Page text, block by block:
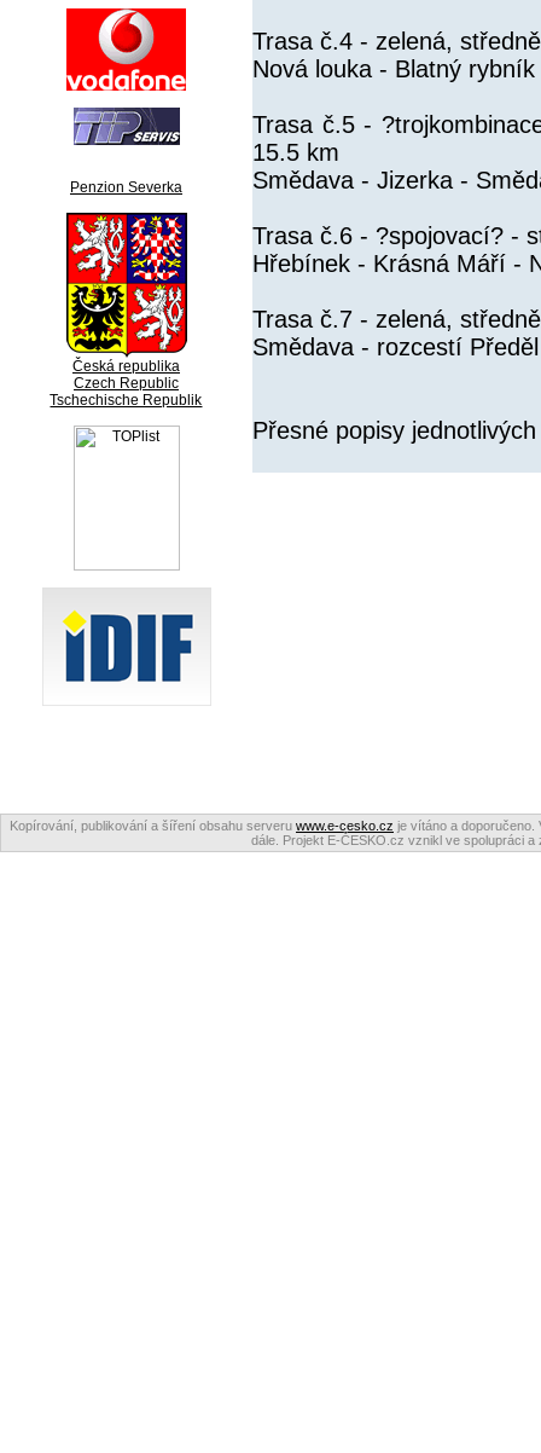
Penzion Severka
Česká republika
Czech Republic
Tschechische Republik
Trasa č.4 - zelená,
Nová louka - Blatný
Trasa č.5 -
15.5 km
Smědava - Jizerka -
Trasa č.6 - ?spojovací? -
Hřebínek - Krásná Máří -
Trasa č.7 - zelená,
Smědava - rozcestí
Přesné popisy
Kopírování, publikování a šíření obsahu serveru www.e-cesko.cz je vítáno a doporučeno.
dále. Projekt E-ČESKO.cz vznikl ve spolupráci